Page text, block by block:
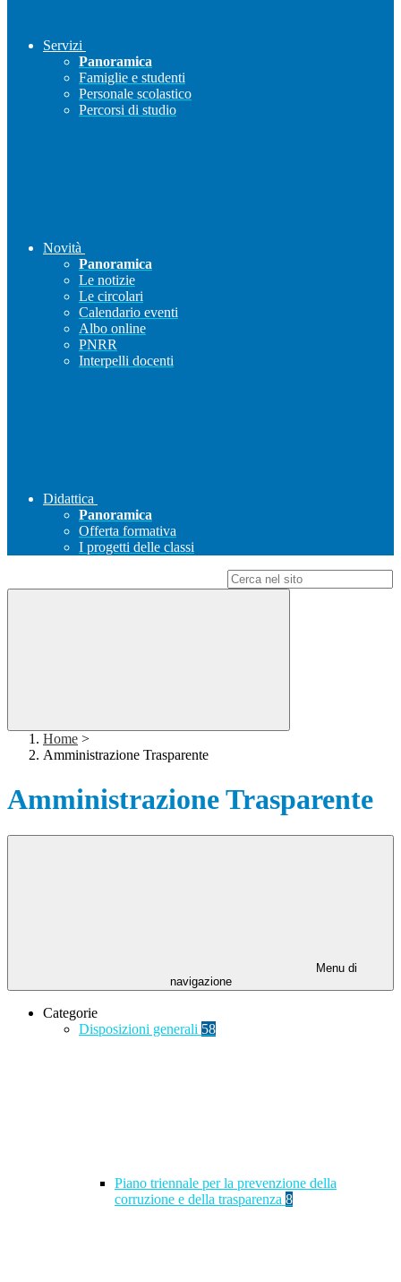
Servizi
Panoramica
Famiglie e studenti
Personale scolastico
Percorsi di studio
Novità
Panoramica
Le notizie
Le circolari
Calendario eventi
Albo online
PNRR
Interpelli docenti
Didattica
Panoramica
Offerta formativa
I progetti delle classi
Home >
Amministrazione Trasparente
Amministrazione Trasparente
Menu di
navigazione
Categorie
Disposizioni generali 58
Piano triennale per la prevenzione della
corruzione e della trasparenza 8